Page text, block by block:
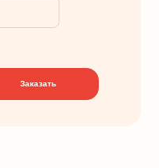
Заказать